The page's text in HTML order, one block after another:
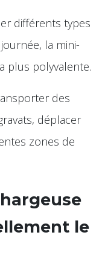
différents types
la mini-
plus polyvalente.
des
déplacer
zones de
le